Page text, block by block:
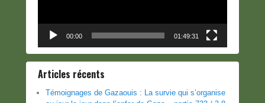
00:00 01:49:31
Articles récents
Témoignages de Gazaouis : La survie qui s’organise